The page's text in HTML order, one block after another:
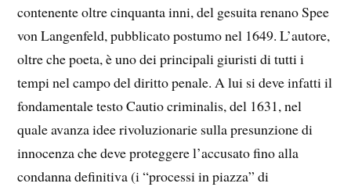
contenente oltre cinquanta inni, del gesuita renano Spee
von Langenfeld, pubblicato postumo nel 1649. L’autore,
oltre che poeta, è uno dei principali giuristi di tutti i
tempi nel campo del diritto penale. A lui si deve infatti il
fondamentale testo Cautio criminalis, del 1631, nel
quale avanza idee rivoluzionarie sulla presunzione di
innocenza che deve proteggere l’accusato fino alla
condanna definitiva (i “processi in piazza” di